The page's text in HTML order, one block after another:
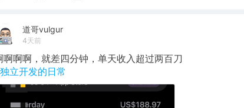
道哥vulgur
4天前
啊啊啊，就差四分钟，单天收入超过两百刀
立开发的日常